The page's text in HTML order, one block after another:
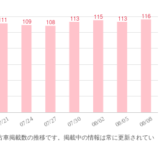
掲載数の推移です。掲載中の情報は常に更新されてい